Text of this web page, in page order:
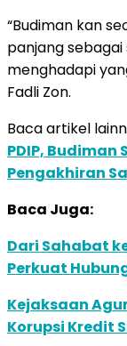
“Budiman kan
panjang sebagai
menghadapi
Fadli Zon.
Baca artikel
PDIP,
Pengakhiran
Baca Juga:
Dari Sahabat
Perkuat
Kejaksaan
Korupsi Kredit